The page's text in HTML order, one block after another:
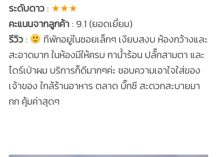
ระดับดาว: ★★★
คะแนนจากลูกค้า: 9.1 (ยอดเยี่ยม)
รีวิว:
ทีพักอยู่ในซอยเล็กๆ เงียบสงบ ห้องกว้างและ
สะอาดมาก ในห้องมีให้ครบ กาน้ำร้อน ปลั๊กสามตา และ
ไดร์เป่าผม บริการก็ดีมากๆค่ะ ชอบความเอาใจใส่ของ
เจ้าของ ใกล้ร้านอาหาร ตลาด บิ๊กซี สะดวกสะบายมา
กก คุ้มค่าสุดๆ